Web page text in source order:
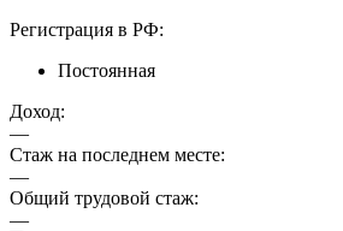
Регистрация в РФ:
Постоянная
Доход:
—
Стаж на последнем месте:
—
Общий трудовой стаж:
—